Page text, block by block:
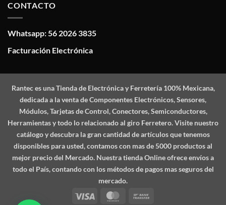
CONTACTO
Whatsapp: 56 2026 3835
Facturación Electrónica
Ranteces una Tienda de Electrónica y Ferretería 100% Mexicana,
dedicada a la venta de Componentes Electrónicos, Sensores,
Módulos, Tarjetas de Control, Conectores, Semiconductores,
Herramientas y todo lo relacionado al giro Ferretero. Visite nuestro
catálogo y descubra la gran cantidad de artículos que tenemos
disponibles para usted, contamos con mas de 5000 productos al
mejor precio del Mercado. Nuestra tienda Online ofrece envíos a
todo el País, contando con los métodos de pagos mas seguros del
mercado.
Visa
MasterCard